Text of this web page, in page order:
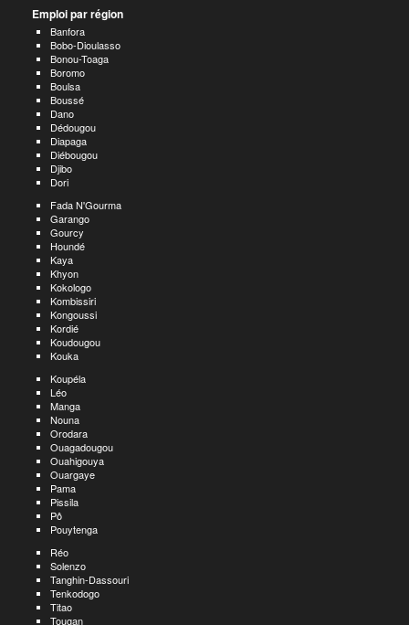
Emploi par région
Banfora
Bobo-Dioulasso
Bonou-Toaga
Boromo
Boulsa
Boussé
Dano
Dédougou
Diapaga
Diébougou
Djibo
Dori
Fada N'Gourma
Garango
Gourcy
Houndé
Kaya
Khyon
Kokologo
Kombissiri
Kongoussi
Kordié
Koudougou
Kouka
Koupéla
Léo
Manga
Nouna
Orodara
Ouagadougou
Ouahigouya
Ouargaye
Pama
Pissila
Pô
Pouytenga
Réo
Solenzo
Tanghin-Dassouri
Tenkodogo
Titao
Tougan